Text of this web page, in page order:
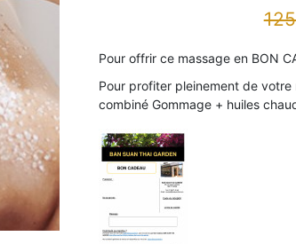
Pour offrir ce massage en BON
Pour profiter pleinement de
combiné Gommage + huiles